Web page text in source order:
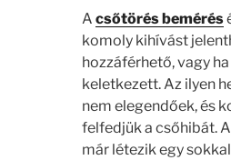
A csőtörés bemérés
komoly kihívást
hozzáférhető, vagy
keletkezett. Az ilyen
nem elegendőek, és
felfedjük a csőhibát.
már létezik egy